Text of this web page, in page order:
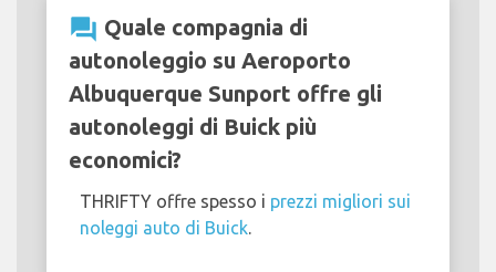
question_answer Quale compagnia di
autonoleggio su Aeroporto
Albuquerque Sunport offre gli
autonoleggi di Buick più
economici?
THRIFTY offre spesso i prezzi migliori sui
noleggi auto di Buick.